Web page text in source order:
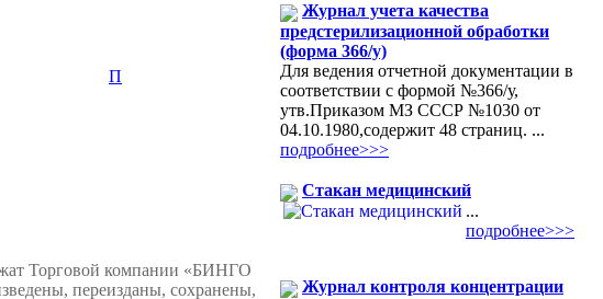
П
Торговой компании «БИНГО
переизданы, сохранены,
Журнал учета качества
предстерилизационной обработки
(форма 366/у)
Для ведения отчетной документации в
соответствии с формой №366/у,
утв.Приказом МЗ СССР №1030 от
04.10.1980,содержит 48 страниц. ...
подробнее>>>
Стакан медицинский
...
подробнее>>>
Журнал контроля концентрации